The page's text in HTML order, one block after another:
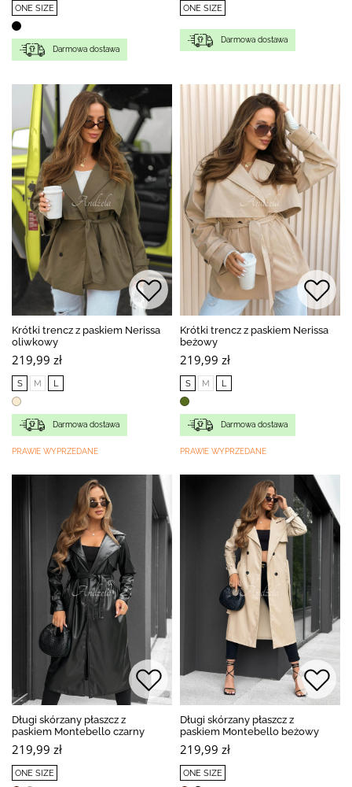
ONE SIZE
Darmowa dostawa
ONE SIZE
Darmowa dostawa
Krótki trencz z paskiem Nerissa
oliwkowy
219,99 zł
S M L
Darmowa dostawa
PRAWIE WYPRZEDANE
Krótki trencz z paskiem Nerissa
beżowy
219,99 zł
S M L
Darmowa dostawa
PRAWIE WYPRZEDANE
Długi skórzany płaszcz z
paskiem Montebello czarny
219,99 zł
ONE SIZE
Długi skórzany płaszcz z
paskiem Montebello beżowy
219,99 zł
ONE SIZE